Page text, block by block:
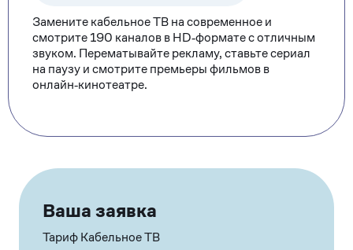
Замените кабельное ТВ на современное и
смотрите 190 каналов в HD‑формате с отличным
звуком. Перематывайте рекламу, ставьте сериал
на паузу и смотрите премьеры фильмов в
онлайн‑кинотеатре.
Ваша заявка
Тариф Кабельное ТВ